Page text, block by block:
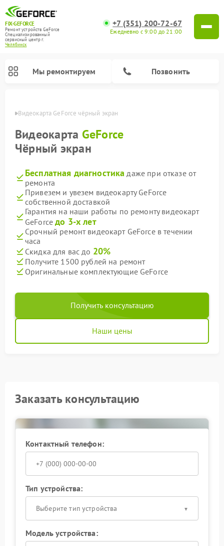
FIX-GEFORCE
Ремонт устройств GeForce
Специализированный
cервисный центр г.
Челябинск
+7 (351) 200-72-67
Ежедневно с 9:00 до 21:00
Мы ремонтируем Позвонить
Видеокарта GeForce чёрный экран
Видеокарта GeForce
Чёрный экран
Бесплатная диагностика даже при отказе от
ремонта
Привезем и увезем видеокарту GeForce
собственной доставкой
Гарантия на наши работы по ремонту видеокарт
GeForceдо 3-х лет
Срочный ремонт видеокарт GeForce в течении
часа
Скидка для вас до 20%
Получите 1500 рублей на ремонт
Оригинальные комплектующие GeForce
Получить консультацию
Наши цены
Заказать консультацию
Контактный телефон:
Тип устройства:
Выберите тип устройства
Модель устройства: